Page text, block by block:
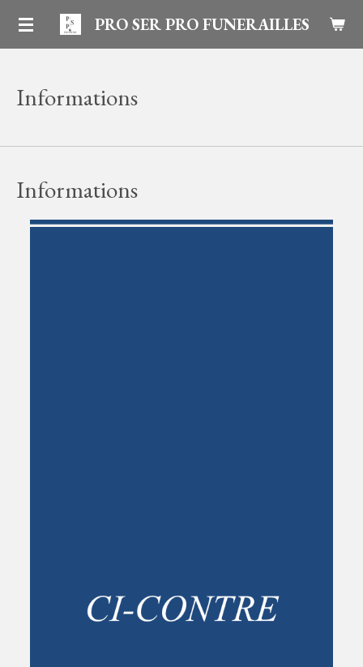
Passer
principal
PRO SER PRO FUNERAILLES
Informations
Informations